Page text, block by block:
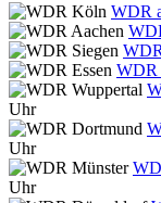
WDR
WDR
Uhr
Uhr
Uhr